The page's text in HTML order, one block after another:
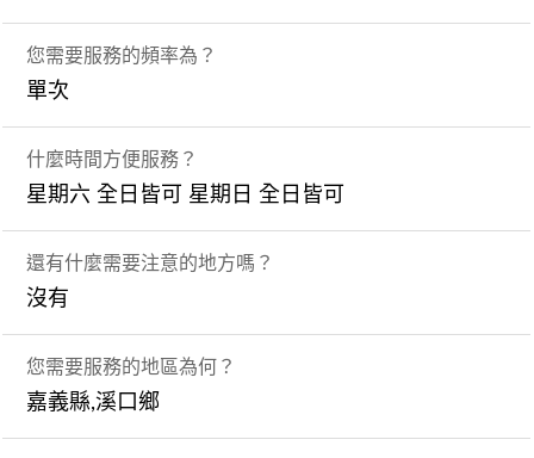
您需要服務的頻率為？
單次
什麼時間方便服務？
星期六 全日皆可 星期日 全日皆可
還有什麼需要注意的地方嗎？
沒有
您需要服務的地區為何？
嘉義縣,溪口鄉